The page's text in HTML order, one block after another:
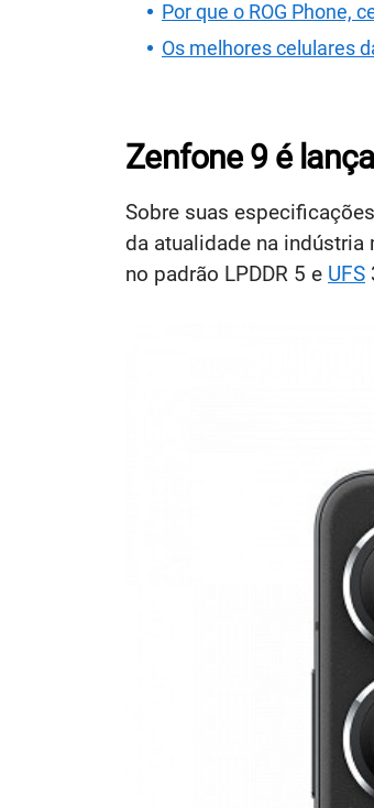
Por que o ROG Phone,
Os melhores celulares
Zenfone 9 é
Sobre suas
da atualidade na
no padrão LPDDR 5 e UFS